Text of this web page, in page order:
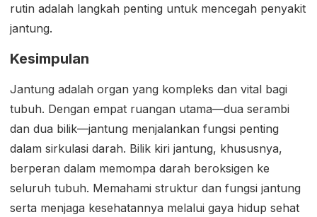
rutin adalah langkah penting untuk mencegah penyakit
jantung.
Kesimpulan
Jantung adalah organ yang kompleks dan vital bagi
tubuh. Dengan empat ruangan utama—dua serambi
dan dua bilik—jantung menjalankan fungsi penting
dalam sirkulasi darah. Bilik kiri jantung, khususnya,
berperan dalam memompa darah beroksigen ke
seluruh tubuh. Memahami struktur dan fungsi jantung
serta menjaga kesehatannya melalui gaya hidup sehat